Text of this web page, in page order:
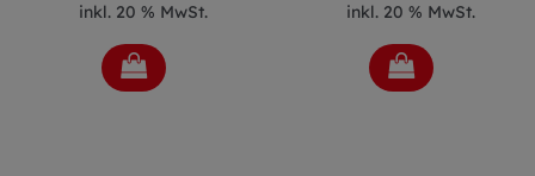
inkl. 20 % MwSt. inkl. 20 % MwSt.